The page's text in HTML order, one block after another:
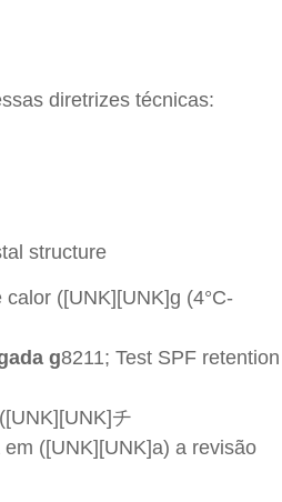
diretrizes técnicas:
structure
([UNK][UNK]g (4°C-
g8211; Test SPF retention
チ
([UNK][UNK]a) a revisão